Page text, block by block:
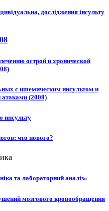
дослідження інсульту
острой и хронической
с ишемическим инсультом и
(2008)
инсульту
что нового?
та лабораторний аналіз»
мозгового кровообращения